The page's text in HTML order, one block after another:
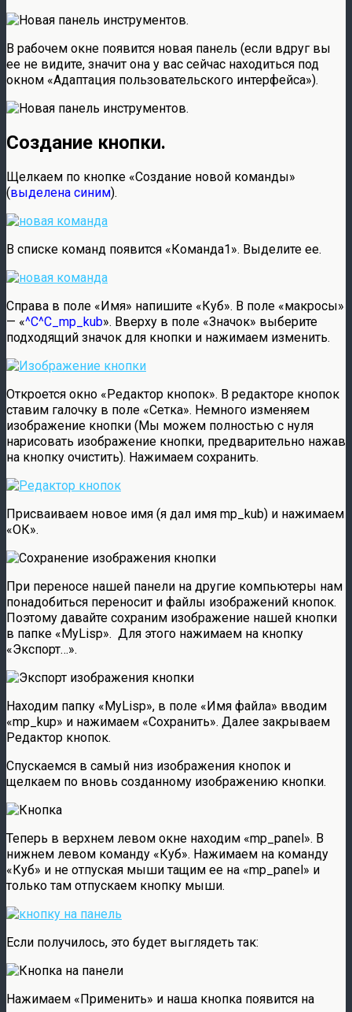
В рабочем окне появится новая панель (если вдруг вы
ее не видите, значит она у вас сейчас находиться под
окном «Адаптация пользовательского интерфейса»).
Создание кнопки.
Щелкаем по кнопке «Создание новой команды»
(выделена синим).
В списке команд появится «Команда1». Выделите ее.
Справа в поле «Имя» напишите «Куб». В поле «макросы»
— «^C^C_mp_kub». Вверху в поле «Значок» выберите
подходящий значок для кнопки и нажимаем изменить.
Откроется окно «Редактор кнопок». В редакторе кнопок
ставим галочку в поле «Cетка». Немного изменяем
изображение кнопки (Мы можем полностью с нуля
нарисовать изображение кнопки, предварительно нажав
на кнопку очистить). Нажимаем сохранить.
Присваиваем новое имя (я дал имя mp_kub) и нажимаем
«ОК».
При переносе нашей панели на другие компьютеры нам
понадобиться переносит и файлы изображений кнопок.
Поэтому давайте сохраним изображение нашей кнопки
в папке «MyLisp». Для этого нажимаем на кнопку
«Экспорт…».
Находим папку «MyLisp», в поле «Имя файла» вводим
«mp_kup» и нажимаем «Сохранить». Далее закрываем
Редактор кнопок.
Спускаемся в самый низ изображения кнопок и
щелкаем по вновь созданному изображению кнопки.
Теперь в верхнем левом окне находим «mp_panel». В
нижнем левом команду «Куб». Нажимаем на команду
«Куб» и не отпуская мыши тащим ее на «mp_panel» и
только там отпускаем кнопку мыши.
Если получилось, это будет выглядеть так:
Нажимаем «Применить» и наша кнопка появится на